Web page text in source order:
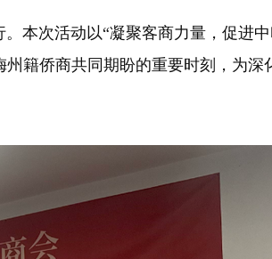
次活动以“凝聚客商力量，促进中
籍侨商共同期盼的重要时刻，为深